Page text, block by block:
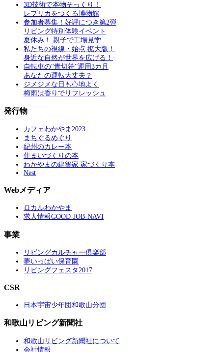
3D技術で本物そっくり！
レプリカをつくる博物館
参加者募集！好評につき第2弾
リビング特別体験イベント
夏休み！ 親子で工場見学
私たちの視線・始点 拡大版！
身近な自然が世界を広げる！
自転車の“青切符”運用3カ月
あなたの運転大丈夫？
ジメジメな日も心地よく
梅雨は香りでリフレッシュ
発行物
カフェわかやま2023
まちぐるめぐり
紀州のカレー本
住まいづくりの本
わかやまの建築家 家づくり本
Nest
Webメディア
ロカルわかやま
求人情報GOOD-JOB-NAVI
事業
リビングカルチャー倶楽部
夢いっぱい保育園
リビングフェスタ2017
CSR
日本宇宙少年団和歌山分団
和歌山リビング新聞社
和歌山リビング新聞社について
会社情報